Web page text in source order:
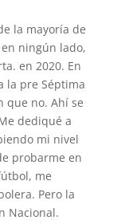
la mayoría de
ningún lado,
en 2020. En
la pre Séptima
que no. Ahí se
dediqué a
mi nivel
probarme en
me
Pero la
Nacional.